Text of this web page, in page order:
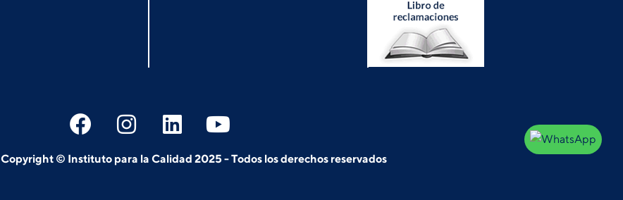
Copyright © Instituto para la Calidad 2025 - Todos los derechos reservados